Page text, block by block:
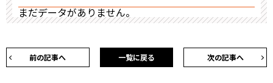
まだデータがありません。
前の記事へ 次の記事へ
一覧に戻る